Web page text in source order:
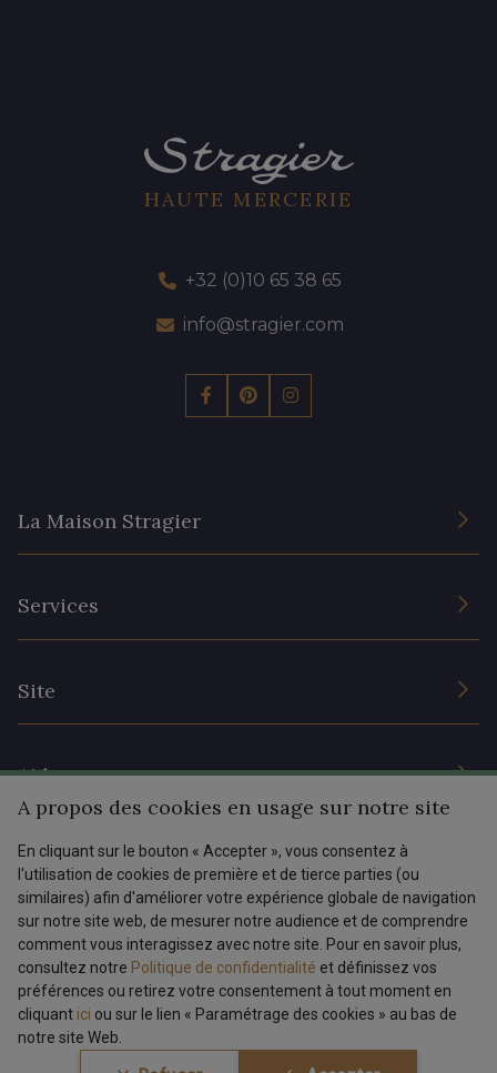
HAUTE MERCERIE
+32 (0)10 65 38 65
info@stragier.com
La Maison Stragier
Services
Site
Prix réduits
Magazine
Aide
Livraison : France, Belgique, International
Retours & réclamations
FAQ - Questions fréquentes
Modes de paiements
Menu
Tous nos tissus
Magazine
FR EN
A propos des cookies en usage sur notre site
En cliquant sur le bouton « Accepter », vous consentez à
l'utilisation de cookies de première et de tierce parties (ou
similaires) afin d'améliorer votre expérience globale de navigation
sur notre site web, de mesurer notre audience et de comprendre
comment vous interagissez avec notre site. Pour en savoir plus,
consultez notre Politique de confidentialité et définissez vos
préférences ou retirez votre consentement à tout moment en
cliquant ici ou sur le lien « Paramétrage des cookies » au bas de
notre site Web.